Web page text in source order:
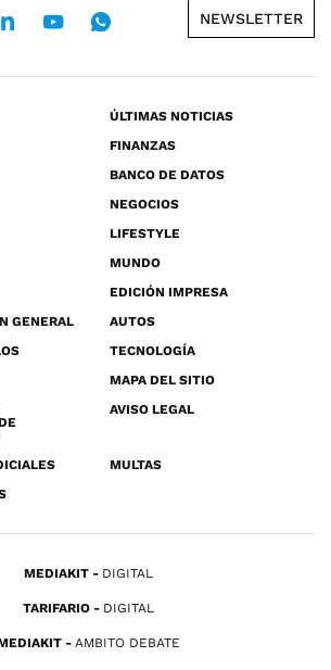
NEWSLETTER
ÚLTIMAS NOTICIAS
FINANZAS
BANCO DE DATOS
NEGOCIOS
LIFESTYLE
MUNDO
EDICIÓN IMPRESA
GENERAL
AUTOS
TECNOLOGÍA
MAPA DEL SITIO
AVISO LEGAL
MULTAS
MEDIAKIT DIGITAL
TARIFARIO DIGITAL
AMBITO DEBATE